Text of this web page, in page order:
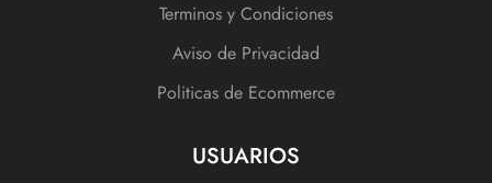
Terminos y Condiciones
Aviso de Privacidad
Politicas de Ecommerce
USUARIOS